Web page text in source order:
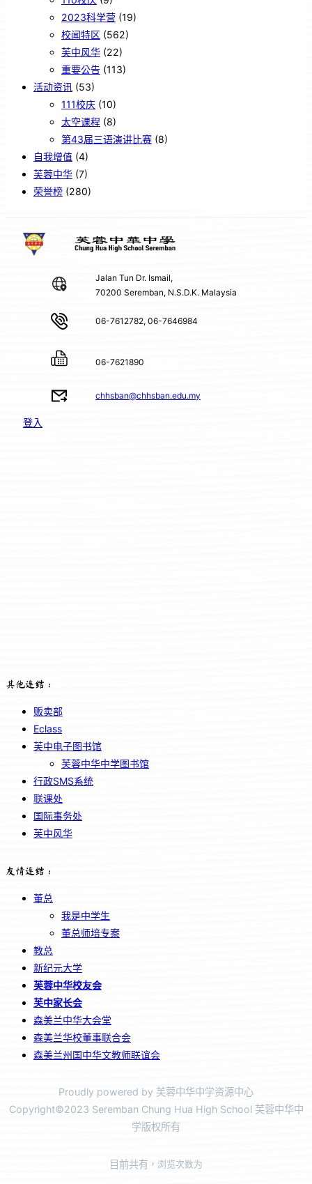
2023科学营 (19)
校闻特区 (562)
芙中风华 (22)
重要公告 (113)
活动资讯 (53)
111校庆 (10)
太空课程 (8)
第43届三语演讲比赛 (8)
自我增值 (4)
芙蓉中华 (7)
荣誉榜 (280)
Jalan Tun Dr. Ismail,
70200 Seremban, N.S.D.K. Malaysia
06-7612782, 06-7646984
06-7621890
chhsban@chhsban.edu.my
登入
其他连结：
贩卖部
Eclass
芙中电子图书馆
芙蓉中华中学图书馆
行政SMS系统
联课处
国际事务处
芙中风华
友情连结：
董总
我是中学生
董总师培专案
教总
新纪元大学
芙蓉中华校友会
芙中家长会
森美兰中华大会堂
森美兰华校董事联合会
森美兰州国中华文教师联谊会
Proudly powered by 芙蓉中华中学资源中心
Copyright©2023 Seremban Chung Hua High School 芙蓉中华中
学版权所有
目前共有 ，浏览次数为